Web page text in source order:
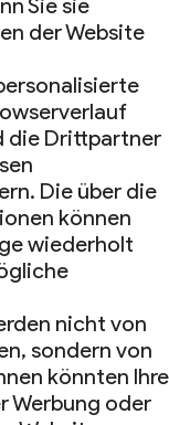
Sie sie
der Website
die Drittpartner
Die über die
können
wiederholt
nicht von
sondern von
könnten Ihre
Werbung oder